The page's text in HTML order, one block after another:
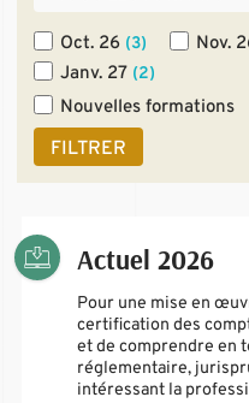
Oct. 26 (3) Nov.
Janv. 27 (2)
Nouvelles formations
FILTRER
Actuel 2026
Pour une mise en
certification des
et de comprendre en
réglementaire,
intéressant la